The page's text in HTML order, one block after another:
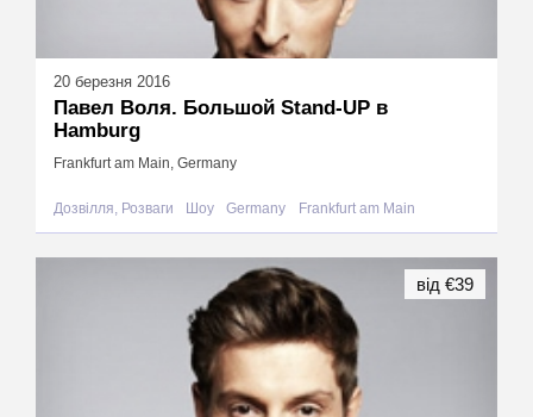
20 березня 2016
Павел Воля. Большой Stand-UP в
Hamburg
Frankfurt am Main, Germany
Дозвілля, Розваги Шоу Germany Frankfurt am Main
від €39